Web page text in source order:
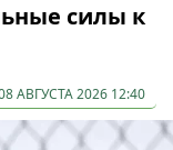
силы к
АВГУСТА 2026 12:40